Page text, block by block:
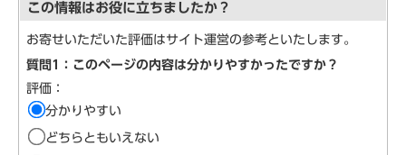
この情報はお役に立ちましたか？
お寄せいただいた評価はサイト運営の参考といたします。
質問1：このページの内容は分かりやすかったですか？
評価：
分かりやすい
どちらともいえない